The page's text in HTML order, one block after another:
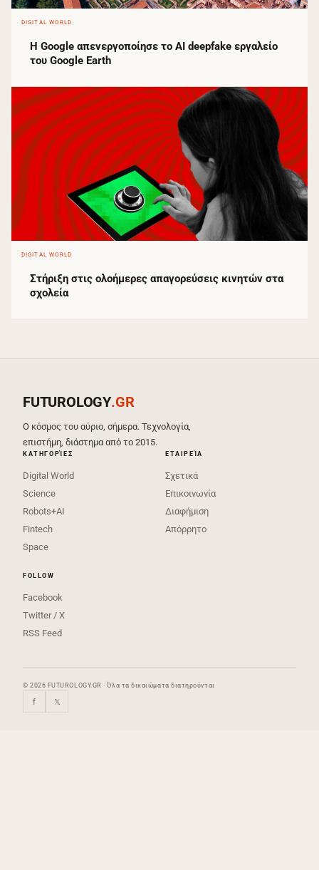
DIGITAL WORLD
Η Google απενεργοποίησε το AI deepfake εργαλείο
του Google Earth
DIGITAL WORLD
Στήριξη στις ολοήμερες απαγορεύσεις κινητών στα
σχολεία
FUTUROLOGY.GR
Ο κόσμος του αύριο, σήμερα. Τεχνολογία,
επιστήμη, διάστημα από το 2015.
ΚΑΤΗΓΟΡΊΕΣ
Digital World
Science
Robots+AI
Fintech
Space
ΕΤΑΙΡΕΊΑ
Σχετικά
Επικοινωνία
Διαφήμιση
Απόρρητο
FOLLOW
Facebook
Twitter / X
RSS Feed
© 2026 FUTUROLOGY.GR · Όλα τα δικαιώματα διατηρούνται
f 𝕏